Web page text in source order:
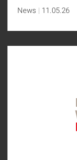
News 11.05.26